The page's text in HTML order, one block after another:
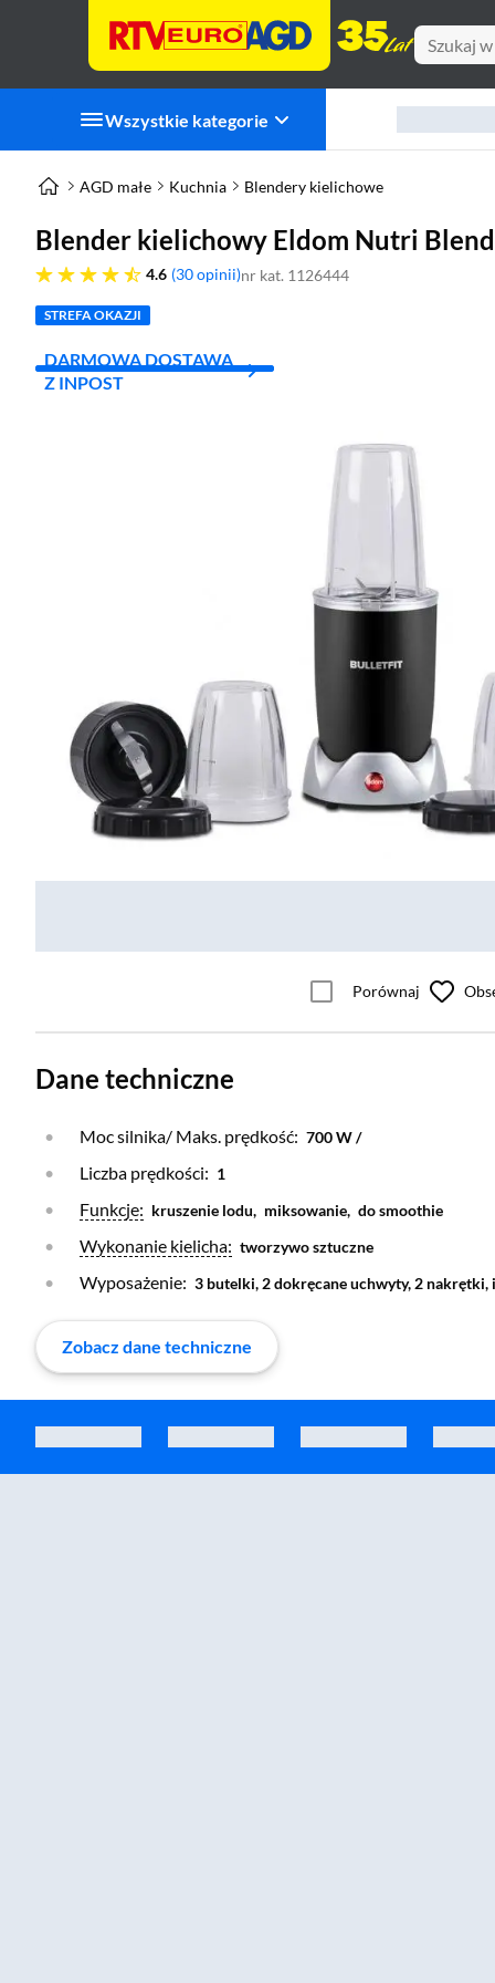
Wszystkie kategorie
AGD małe Kuchnia Blendery kielichowe
Blender kielichowy Eldom Nutri
4.6
4.6 gwiazdek 30 opinii nr kat. 1126444
STREFA OKAZJI
DARMOWA DOSTAWA
Z INPOST
Porównaj
Dane techniczne
Moc silnika/ Maks. prędkość: 700 W /
Liczba prędkości: 1
Otwórz warstwę
Funkcje: kruszenie lodu, miksowanie, do smoothie
Otwórz warstwę
Wykonanie kielicha: tworzywo sztuczne
Wyposażenie: 3 butelki, 2 dokręcane uchwyty, 2
Zobacz dane techniczne